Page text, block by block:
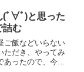
たしても勝手に同
(ﾟ∀ﾟ)と思った
詰む
ご飯などいらない
ただき、やってみ
ったので、今後